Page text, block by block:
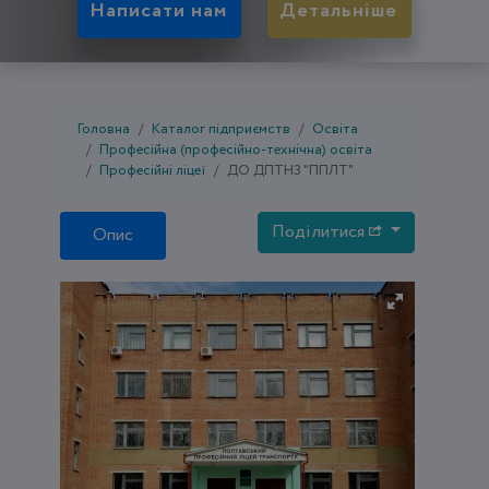
Написати нам Детальніше
Головна Каталог підприємств
Освіта
Професійна (професійно-технічна) освіта
Професійні ліцеї
ДО ДПТНЗ "ППЛТ"
Опис Поділитися